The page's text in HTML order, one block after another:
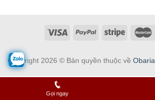
Copyright 2026 © Bản quyền thuộc về Obaria
Gọi ngay